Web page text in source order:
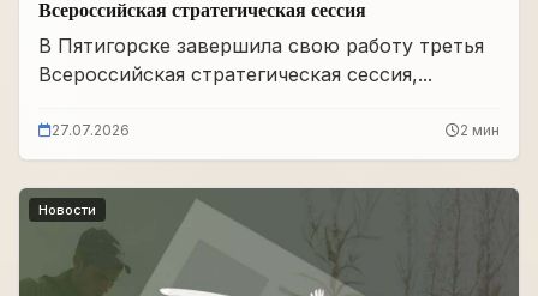
Всероссийская стратегическая сессия
В Пятигорске завершила свою работу третья
Всероссийская стратегическая сессия,...
27.07.2026 2 мин
Новости